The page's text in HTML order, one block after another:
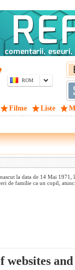
ROM
Filme Liste
la data de 14 Mai
de familie ca un copil,
and